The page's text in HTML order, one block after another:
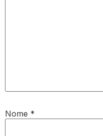
Nome *